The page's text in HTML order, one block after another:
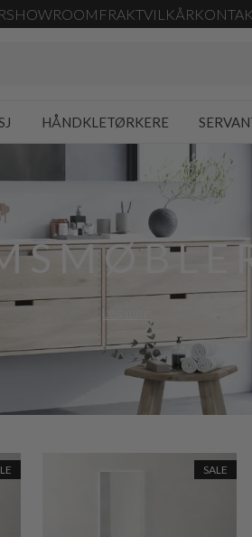
SHOWROOM FRAKTVILKÅR
HÅNDKLETØRKERE
SALE